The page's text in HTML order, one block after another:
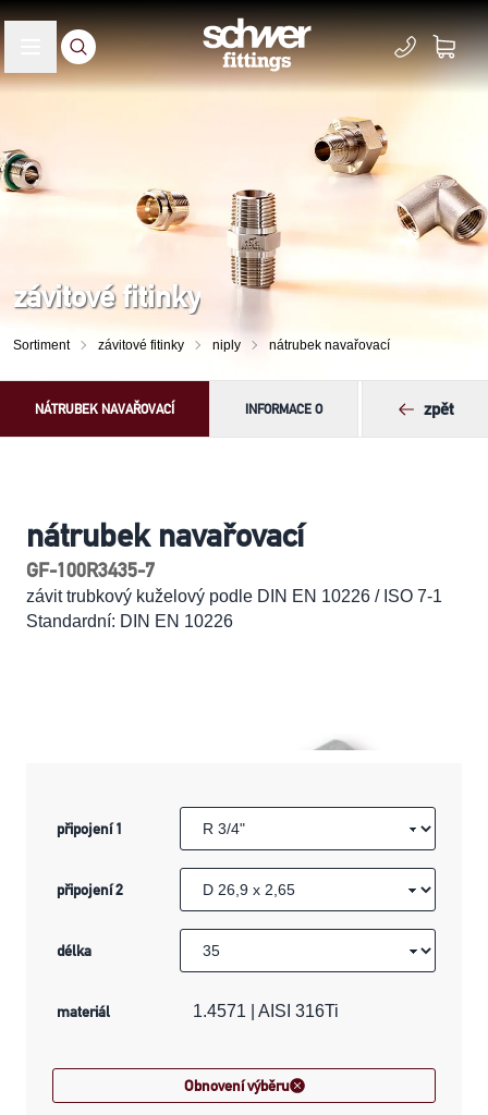
závitové fitinky
Sortiment závitové fitinky niply nátrubek navařovací
NÁTRUBEK NAVAŘOVACÍ INFORMACE O zpět
nátrubek navařovací
GF-100R3435-7
závit trubkový kuželový podle DIN EN 10226 / ISO 7-1
Standardní: DIN EN 10226
připojení 1
připojení 2
délka
materiál 1.4571 | AISI 316Ti
Obnovení výběru